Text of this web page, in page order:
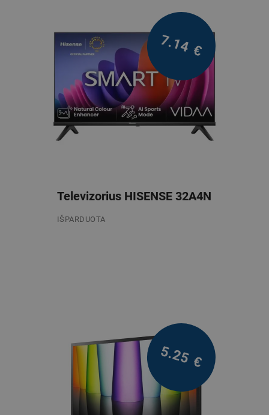
Televizorius HISENSE 32A4N
IŠPARDUOTA
7.14 €
5.25 €